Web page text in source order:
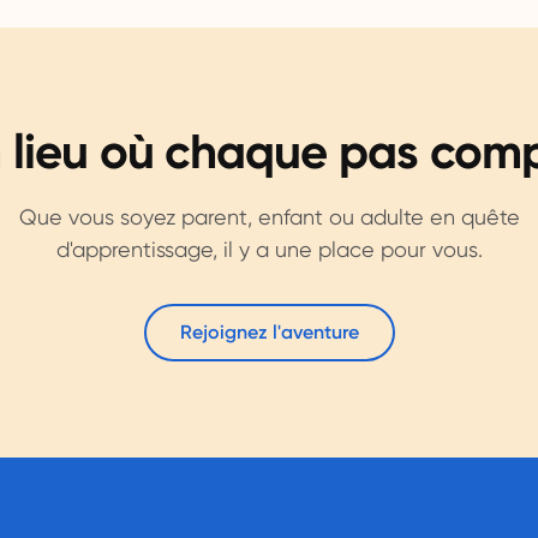
lieu où chaque pas
Que vous soyez parent, enfant ou adulte en quête
d'apprentissage, il y a une place pour vous.
Rejoignez l'aventure